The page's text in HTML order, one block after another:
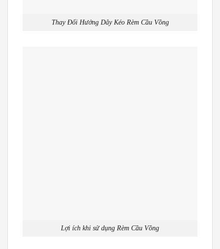
Thay Đổi Hướng Dây Kéo Rèm Cầu Vồng
Lợi ích khi sử dụng Rèm Cầu Vồng